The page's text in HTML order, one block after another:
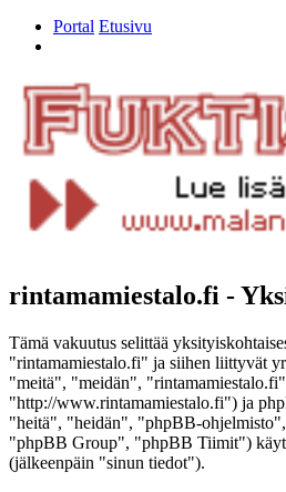
Portal Etusivu
rintamamiestalo.fi -
Tämä vakuutus selittää
"rintamamiestalo.fi" ja siihen liittyvät
"meitä", "meidän",
"http://www.rintamamiestalo.fi") ja
"heitä", "heidän", "phpBB-
"phpBB Group", "phpBB Tiimit")
(jälkeenpäin "sinun tiedot").